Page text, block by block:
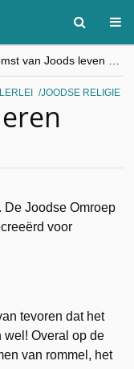
“Besnijdenisdebat toont hoe moeilijk seculiere Westen minderheden begrijpt”, Jinnih Beels (Vooruit)
CITYTRIP | ROEMENIË – Boekarest: de verrassing van Oost-Europa
JOODSE RELIGIE
De Joodse Omroep
voor
tevoren dat het
wel! Overal op de
van rommel, het